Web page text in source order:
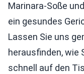
Marinara-Soße
ein gesundes
Lassen Sie uns
herausfinden, wie
schnell auf den